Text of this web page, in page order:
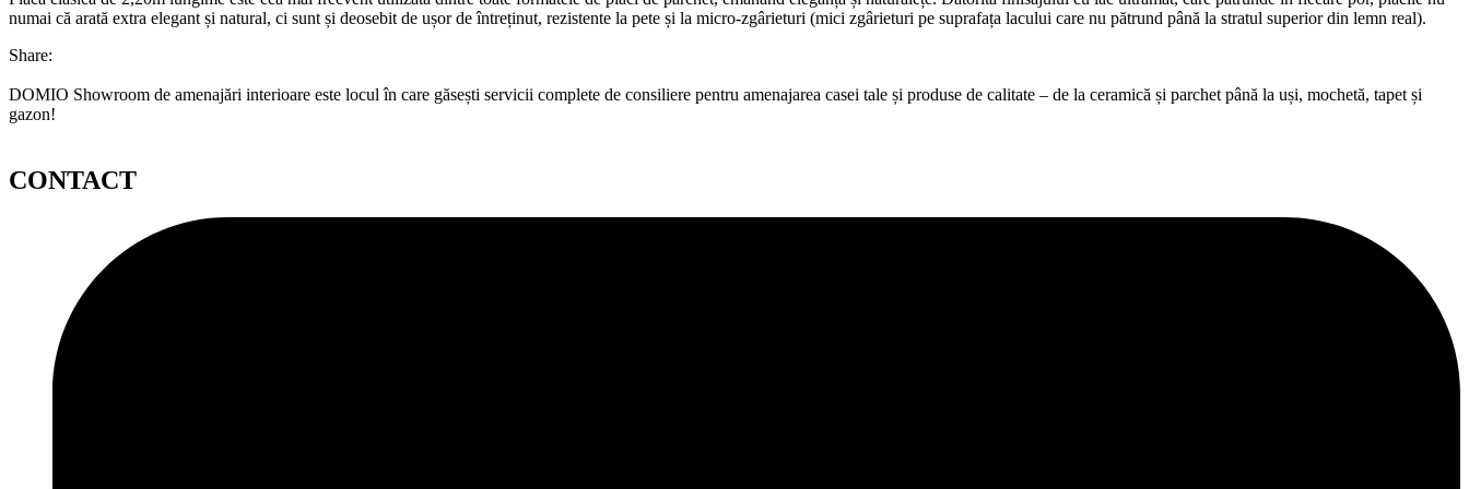
numai că arată extra elegant și natural, ci sunt și deosebit de ușor de întreținut, rezistente la pete și la micro-zgârieturi (mici zgârieturi pe suprafața lacului care nu pătrund până la stratul superior din lemn real).
Share:
DOMIO Showroom de amenajări interioare este locul în care găsești servicii complete de consiliere pentru amenajarea casei tale și produse de calitate – de la ceramică și parchet până la uși, mochetă, tapet și
gazon!
CONTACT